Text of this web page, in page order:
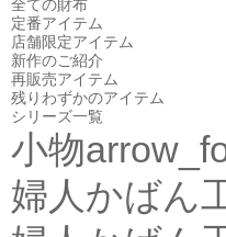
全ての財布
定番アイテム
店舗限定アイテム
新作のご紹介
再販売アイテム
残りわずかのアイテム
シリーズ一覧
小物
婦人かばん